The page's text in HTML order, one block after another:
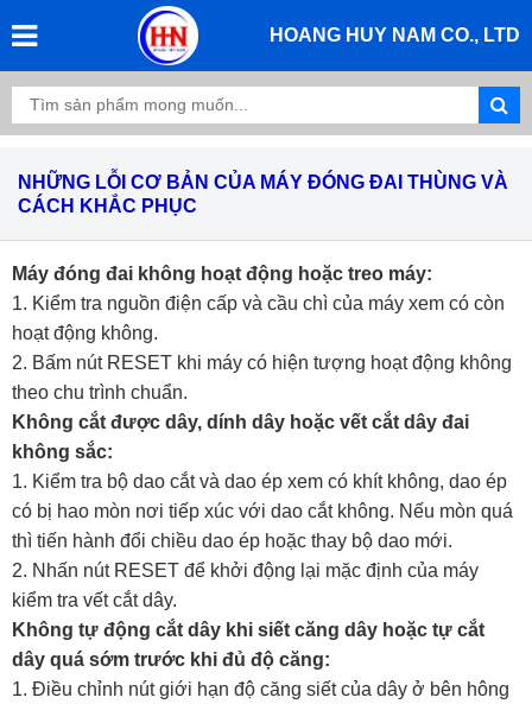
HOANG HUY NAM CO., LTD
NHỮNG LỖI CƠ BẢN CỦA MÁY ĐÓNG ĐAI THÙNG VÀ
CÁCH KHẮC PHỤC
Máy đóng đai không hoạt động hoặc treo máy:
1. Kiểm tra nguồn điện cấp và cầu chì của máy xem có còn
hoạt động không.
2. Bấm nút RESET khi máy có hiện tượng hoạt động không
theo chu trình chuẩn.
Không cắt được dây, dính dây hoặc vết cắt dây đai
không sắc:
1. Kiểm tra bộ dao cắt và dao ép xem có khít không, dao ép
có bị hao mòn nơi tiếp xúc với dao cắt không. Nếu mòn quá
thì tiến hành đổi chiều dao ép hoặc thay bộ dao mới.
2. Nhấn nút RESET để khởi động lại mặc định của máy
kiểm tra vết cắt dây.
Không tự động cắt dây khi siết căng dây hoặc tự cắt
dây quá sớm trước khi đủ độ căng:
1. Điều chỉnh nút giới hạn độ căng siết của dây ở bên hông